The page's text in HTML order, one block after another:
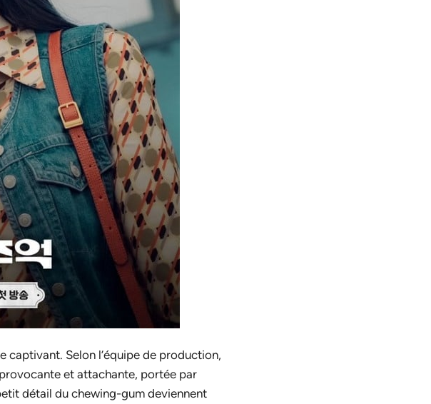
captivant. Selon l’équipe de production,
et attachante, portée par
détail du chewing-gum deviennent